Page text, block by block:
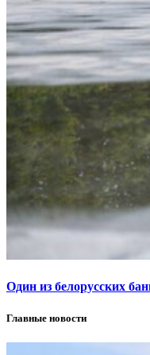
Один из белорусских
Главные новости